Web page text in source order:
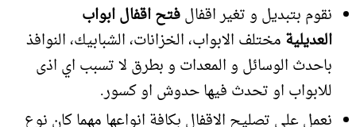
نقوم بتبديل و تغير اقفالفتح اقفال ابواب
العديلية مختلف الابواب، الخزانات، الشبابيك، النوافذ
باحدث الوسائل و المعدات و بطرق لا تسبب اي اذى
للابواب او تحدث فيها حدوش او كسور.
نعمل على تصليح الاقفال بكافة انواعها مهما كان نوع